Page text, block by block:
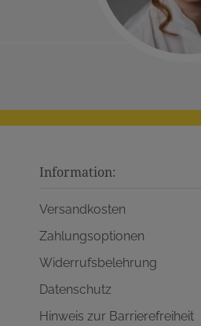
Information:
Versandkosten
Zahlungsoptionen
Widerrufsbelehrung
Datenschutz
Hinweis zur Barrierefreiheit